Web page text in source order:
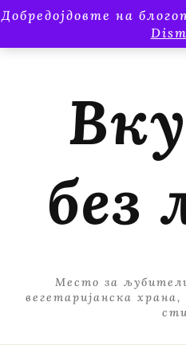
Добредојдовте на
без
Место за
вегетаријанска